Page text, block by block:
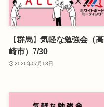
【群馬】気軽な勉強会（高
崎市）7/30
2026年07月13日